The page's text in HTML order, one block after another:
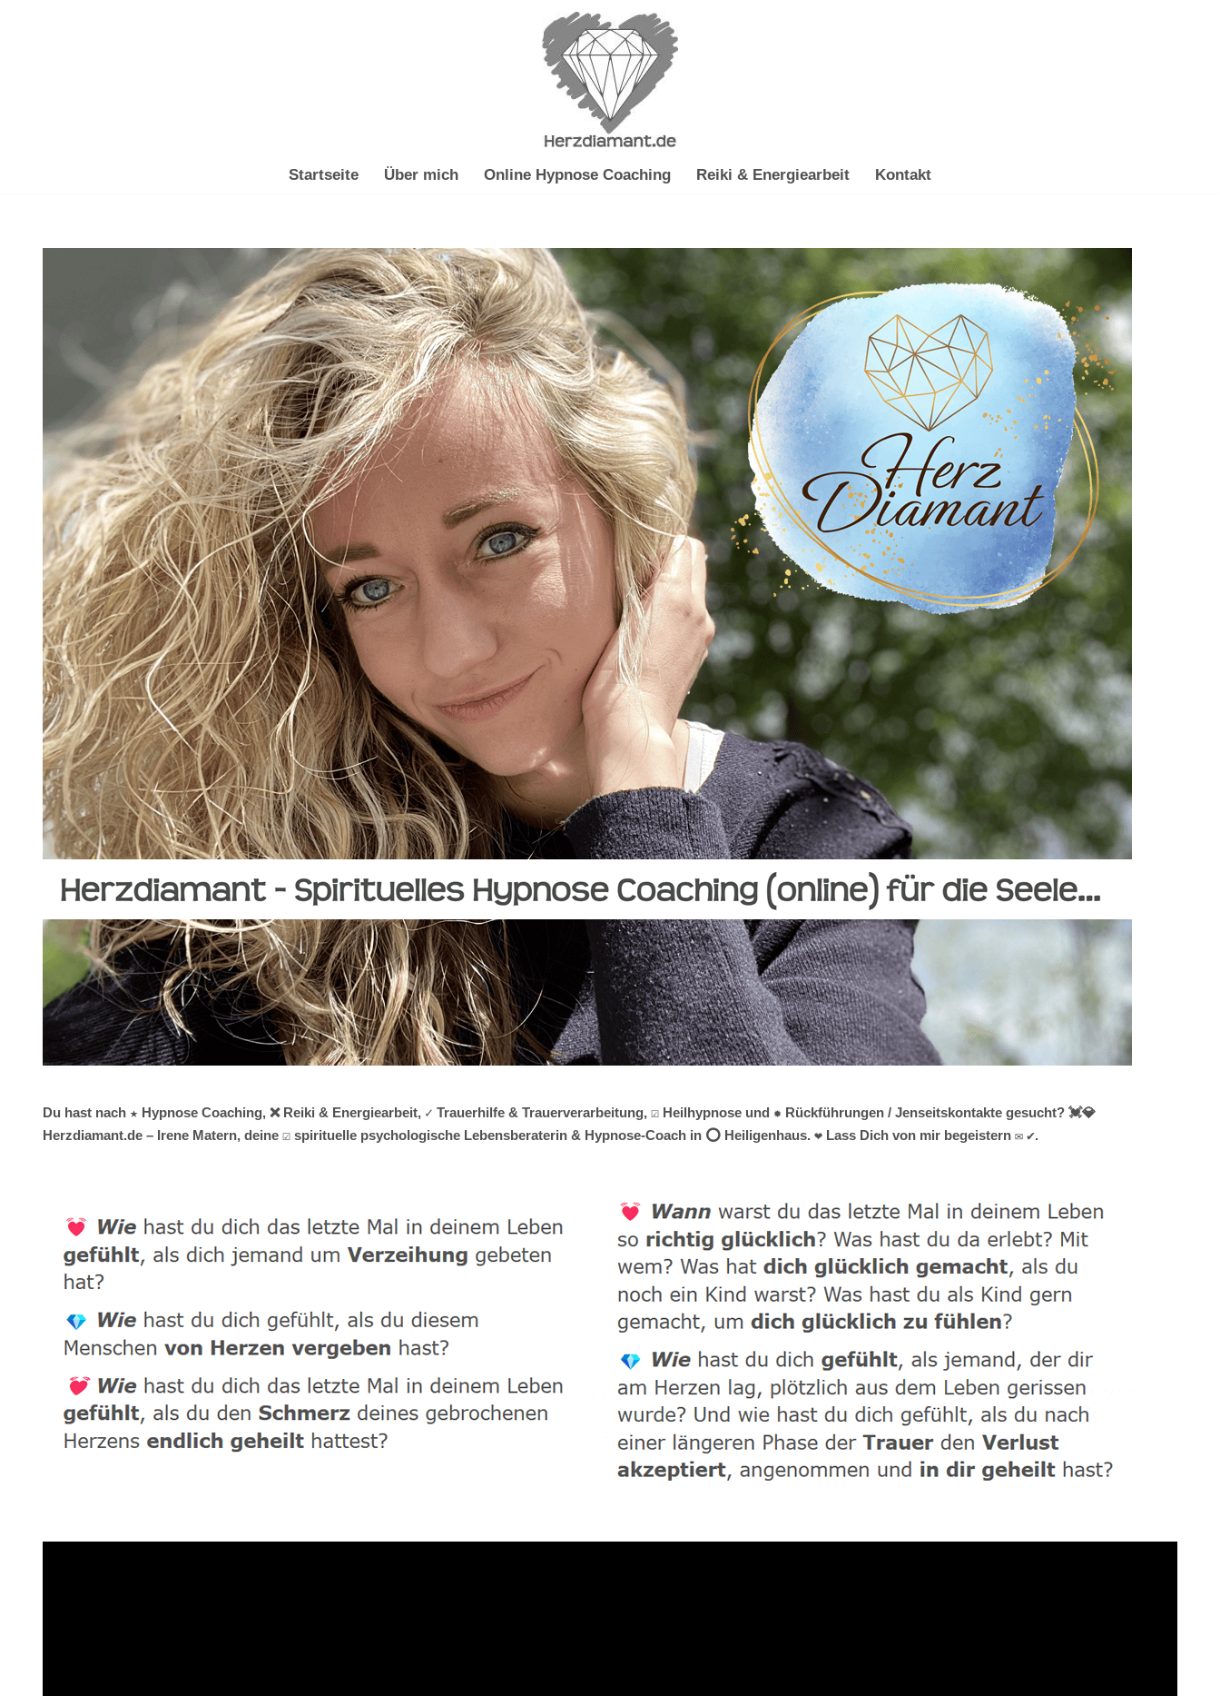
Startseite Über mich Online Hypnose Coaching Reiki & Energiearbeit Kontakt
Du hast nach ★ Hypnose Coaching, ❌ Reiki & Energiearbeit, ✓ Trauerhilfe & Trauerverarbeitung, ☑️ Heilhypnose und ✹ Rückführungen / Jenseitskontakte gesucht? 💓️💎
Herzdiamant.de – Irene Matern, deine ☑️ spirituelle psychologische Lebensberaterin & Hypnose-Coach in ⭕ Heiligenhaus. ❤ Lass Dich von mir begeistern ✉ ✔.